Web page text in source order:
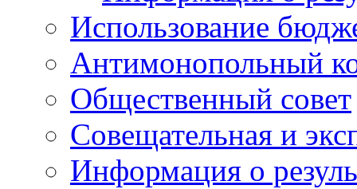
Использование
Антимонопольный
Общественный совет
Совещательная и
Информация о